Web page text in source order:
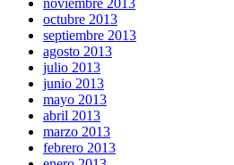
noviembre 2013
octubre 2013
septiembre 2013
agosto 2013
julio 2013
junio 2013
mayo 2013
abril 2013
marzo 2013
febrero 2013